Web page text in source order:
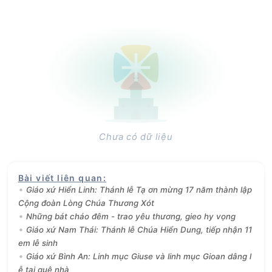
Chưa có dữ liệu
Bài viết liên quan :
Giáo xứ Hiển Linh: Thánh lễ Tạ ơn mừng 17 năm thành lập
Cộng đoàn Lòng Chúa Thương Xót
Những bát cháo đêm - trao yêu thương, gieo hy vọng
Giáo xứ Nam Thái: Thánh lễ Chúa Hiển Dung, tiếp nhận 11
em lễ sinh
Giáo xứ Bình An: Linh mục Giuse và linh mục Gioan dâng l
ễ tại quê nhà